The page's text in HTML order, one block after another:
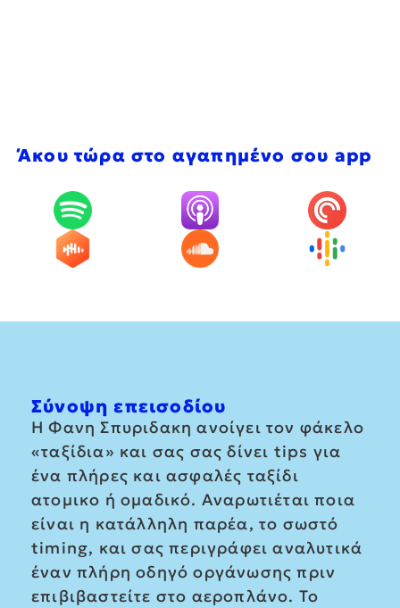
Άκου τώρα στο αγαπημένο σου app
Σύνοψη επεισοδίου
Η Φανη Σπυριδακη ανοίγει τον φάκελο
«ταξίδια» και σας σας δίνει tips για
ένα πλήρες και ασφαλές ταξίδι
ατομικο ή ομαδικό. Αναρωτιέται ποια
είναι η κατάλληλη παρέα, το σωστό
timing, και σας περιγράφει αναλυτικά
έναν πλήρη οδηγό οργάνωσης πριν
επιβιβαστείτε στο αεροπλάνο. Το